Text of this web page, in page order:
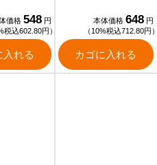
価格 548 円
税込602.80円）
入れる
本体価格 648 円
（10%税込712.80円
カゴに入れる